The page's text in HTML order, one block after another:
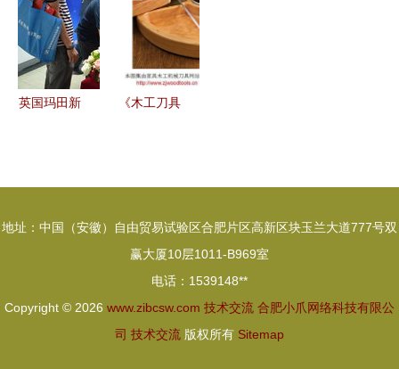
2024年
UNIDO全
球方案征集
活动成都发
总部开启技
术交流新篇
章
英国玛田新
《木工刀具
品图鉴与技
术交流指
南》
地址：中国（安徽）自由贸易试验区合肥片区高新区块玉兰大道777号双
赢大厦10层1011-B969室
电话：1539148**
Copyright © 2026 www.zibcsw.com 技术交流 合肥小爪网络科技有限公
司 技术交流 版权所有 Sitemap